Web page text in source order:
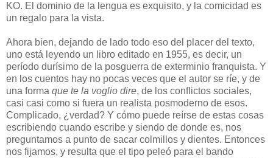
KO. El dominio de la lengua es exquisito, y la comicidad es
un regalo para la vista.
Ahora bien, dejando de lado todo eso del placer del texto,
uno está leyendo un libro editado en 1955, es decir, un
período durísimo de la posguerra de exterminio franquista. Y
en los cuentos hay no pocas veces que el autor se ríe, y de
una forma que te la voglio dire, de los conflictos sociales,
casi casi como si fuera un realista posmoderno de esos.
Complicado, ¿verdad? Y cómo puede reírse de estas cosas
escribiendo cuando escribe y siendo de donde es, nos
preguntamos a punto de sacar colmillos y dientes. Entonces
nos fijamos, y resulta que el tipo peleó para el bando